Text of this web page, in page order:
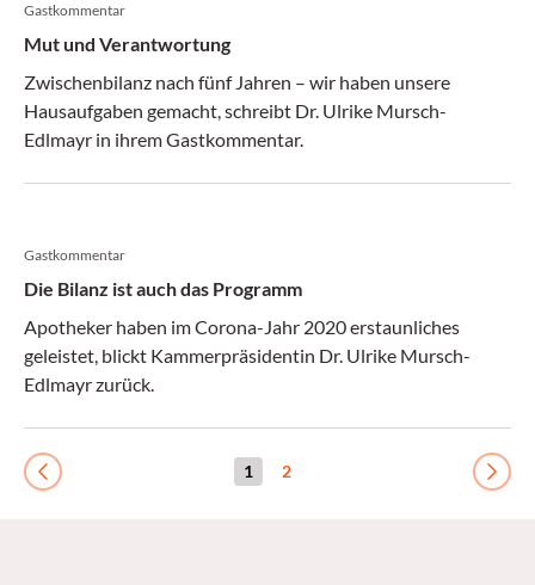
Gastkommentar
Mut und Verantwortung
Zwischenbilanz nach fünf Jahren – wir haben unsere
Hausaufgaben gemacht, schreibt Dr. Ulrike Mursch-
Edlmayr in ihrem Gastkommentar.
Gastkommentar
Die Bilanz ist auch das Programm
Apotheker haben im Corona-Jahr 2020 erstaunliches
geleistet, blickt Kammerpräsidentin Dr. Ulrike Mursch-
Edlmayr zurück.
Previous 1 2 Next